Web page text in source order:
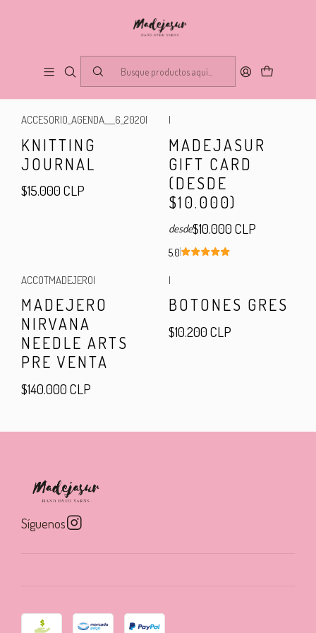
FILTROS
ACCESORIO_AGENDA___6_2020|
KNITTING
JOURNAL
$15.000 CLP
|
MADEJASUR
GIFT CARD
(DESDE
$10.000)
desde$10.000 CLP
5.0
ACCOTMADEJERO|
MADEJERO
NIRVANA
NEEDLE ARTS
PRE VENTA
$140.000 CLP
|
BOTONES GRES
$10.200 CLP
Síguenos